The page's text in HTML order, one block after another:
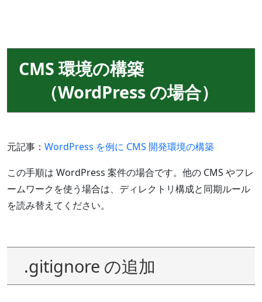
CMS 環境の構築
（WordPress の場合）
元記事： WordPress を例に CMS 開発環境の構築
この手順は WordPress 案件の場合です。他の CMS やフレ
ームワークを使う場合は、ディレクトリ構成と同期ルール
を読み替えてください。
.gitignore の追加